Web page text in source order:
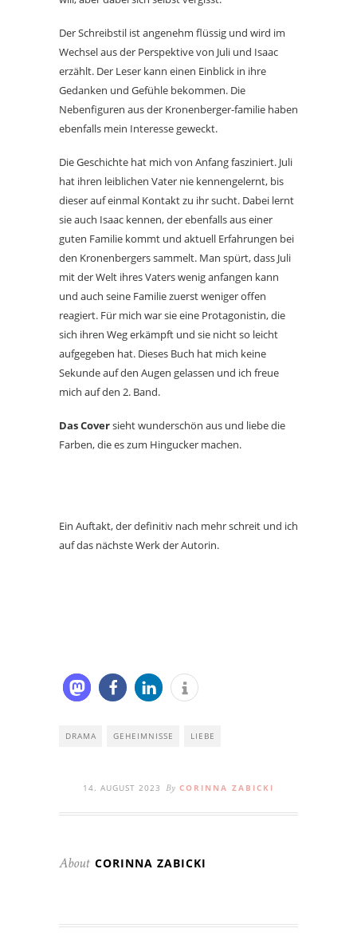
Der Schreibstil ist angenehm flüssig und wird im
Wechsel aus der Perspektive von Juli und Isaac
erzählt. Der Leser kann einen Einblick in ihre
Gedanken und Gefühle bekommen. Die
Nebenfiguren aus der Kronenberger-familie haben
ebenfalls mein Interesse geweckt.
Die Geschichte hat mich von Anfang fasziniert. Juli
hat ihren leiblichen Vater nie kennengelernt, bis
dieser auf einmal Kontakt zu ihr sucht. Dabei lernt
sie auch Isaac kennen, der ebenfalls aus einer
guten Familie kommt und aktuell Erfahrungen bei
den Kronenbergers sammelt. Man spürt, dass Juli
mit der Welt ihres Vaters wenig anfangen kann
und auch seine Familie zuerst weniger offen
reagiert. Für mich war sie eine Protagonistin, die
sich ihren Weg erkämpft und sie nicht so leicht
aufgegeben hat. Dieses Buch hat mich keine
Sekunde auf den Augen gelassen und ich freue
mich auf den 2. Band.
Das Coversieht wunderschön aus und liebe die
Farben, die es zum Hingucker machen.
Ein Auftakt, der definitiv nach mehr schreit und ich
auf das nächste Werk der Autorin.
DRAMA GEHEIMNISSE LIEBE
14. AUGUST 2023 By CORINNA ZABICKI
About CORINNA ZABICKI